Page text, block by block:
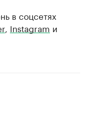
в соцсетях
Instagram и